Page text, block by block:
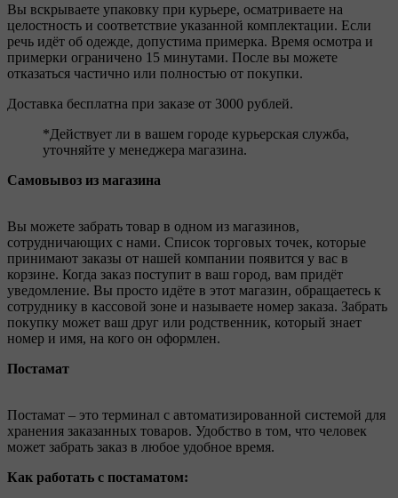
Вы вскрываете упаковку при курьере, осматриваете на
целостность и соответствие указанной комплектации. Если
речь идёт об одежде, допустима примерка. Время осмотра и
примерки ограничено 15 минутами. После вы можете
отказаться частично или полностью от покупки.
Доставка бесплатна при заказе от 3000 рублей.
*Действует ли в вашем городе курьерская служба,
уточняйте у менеджера магазина.
Самовывоз из магазина
Вы можете забрать товар в одном из магазинов,
сотрудничающих с нами. Список торговых точек, которые
принимают заказы от нашей компании появится у вас в
корзине. Когда заказ поступит в ваш город, вам придёт
уведомление. Вы просто идёте в этот магазин, обращаетесь к
сотруднику в кассовой зоне и называете номер заказа. Забрать
покупку может ваш друг или родственник, который знает
номер и имя, на кого он оформлен.
Постамат
Постамат – это терминал с автоматизированной системой для
хранения заказанных товаров. Удобство в том, что человек
может забрать заказ в любое удобное время.
Как работать с постаматом: